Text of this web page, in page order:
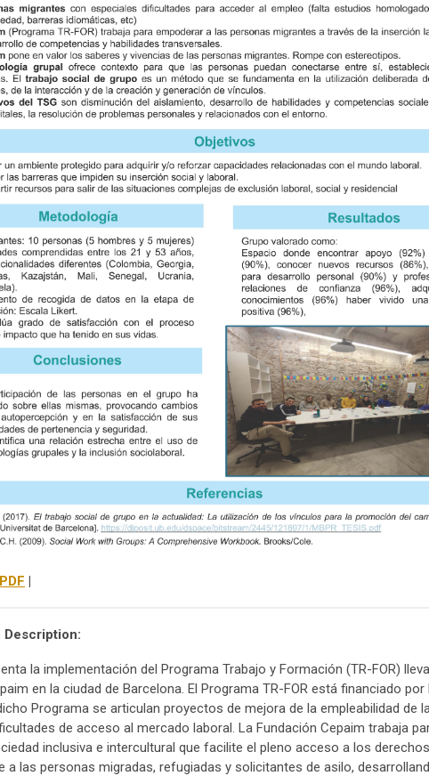
|
Description:
la implementación del Programa Trabajo y Formación (TR-FOR)
en la ciudad de Barcelona. El Programa TR-FOR está financiado por
Programa se articulan proyectos de mejora de la empleabilidad de
de acceso al mercado laboral. La Fundación Cepaim trabaja
inclusiva e intercultural que facilite el pleno acceso a los
a las personas migradas, refugiadas y solicitantes de asilo,